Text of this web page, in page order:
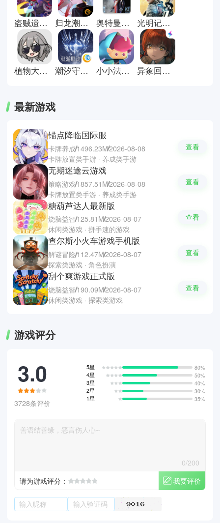
与爆发式战斗体验。火影忍者手
游、王者荣耀、崩坏3，涵盖了格
斗竞技、团队对抗与剧情战斗等多
种玩法类型。玩家可以通过不断练
习操作、优化阵容与提升角色战
力，在对战中释放技能连击，体验
强对抗与高节奏的战斗乐趣。
盗贼遗产2汉化版 归龙潮官方正版 奥特曼格斗进化重生直装版 光明记忆无限手游
植物大战僵尸星铁版 潮汐守望者手游 小小法师小游戏 异象回声官方版
最新游戏
锚点降临国际服
卡牌养成1496.23M2026-08-08
卡牌放置类手游 · 养成类手游
查看
无期迷途云游戏
策略游戏1857.51M2026-08-08
卡牌放置类手游 · 养成类手游
查看
糖葫芦达人最新版
烧脑益智125.81M2026-08-07
休闲类游戏 · 拼手速的游戏
查看
查尔斯小火车游戏手机版
解谜冒险112.47M2026-08-07
探索类游戏 · 角色扮演
查看
刮个爽游戏正式版
烧脑益智190.09M2026-08-07
休闲类游戏 · 探索类游戏
查看
游戏评分
3.0
3728条评价
5星
80%
4星
50%
3星
40%
2星
30%
1星
35%
0/200
请为游戏评分：
我要评价